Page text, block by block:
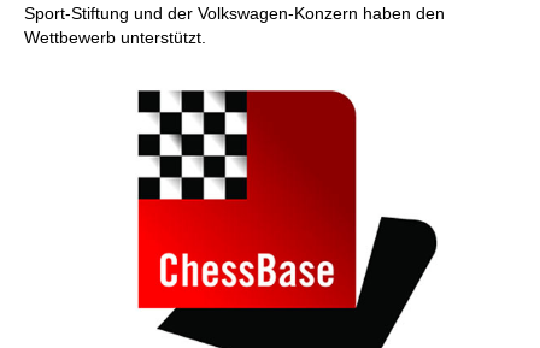
Sport-Stiftung und der Volkswagen-Konzern haben den
Wettbewerb unterstützt.